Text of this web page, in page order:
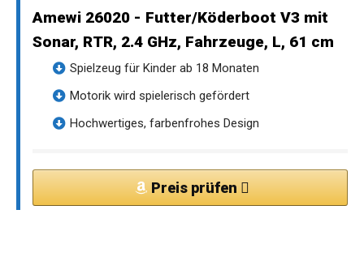
Amewi 26020 - Futter/Köderboot V3 mit
Sonar, RTR, 2.4 GHz, Fahrzeuge, L, 61 cm
Spielzeug für Kinder ab 18 Monaten
Motorik wird spielerisch gefördert
Hochwertiges, farbenfrohes Design
Preis prüfen